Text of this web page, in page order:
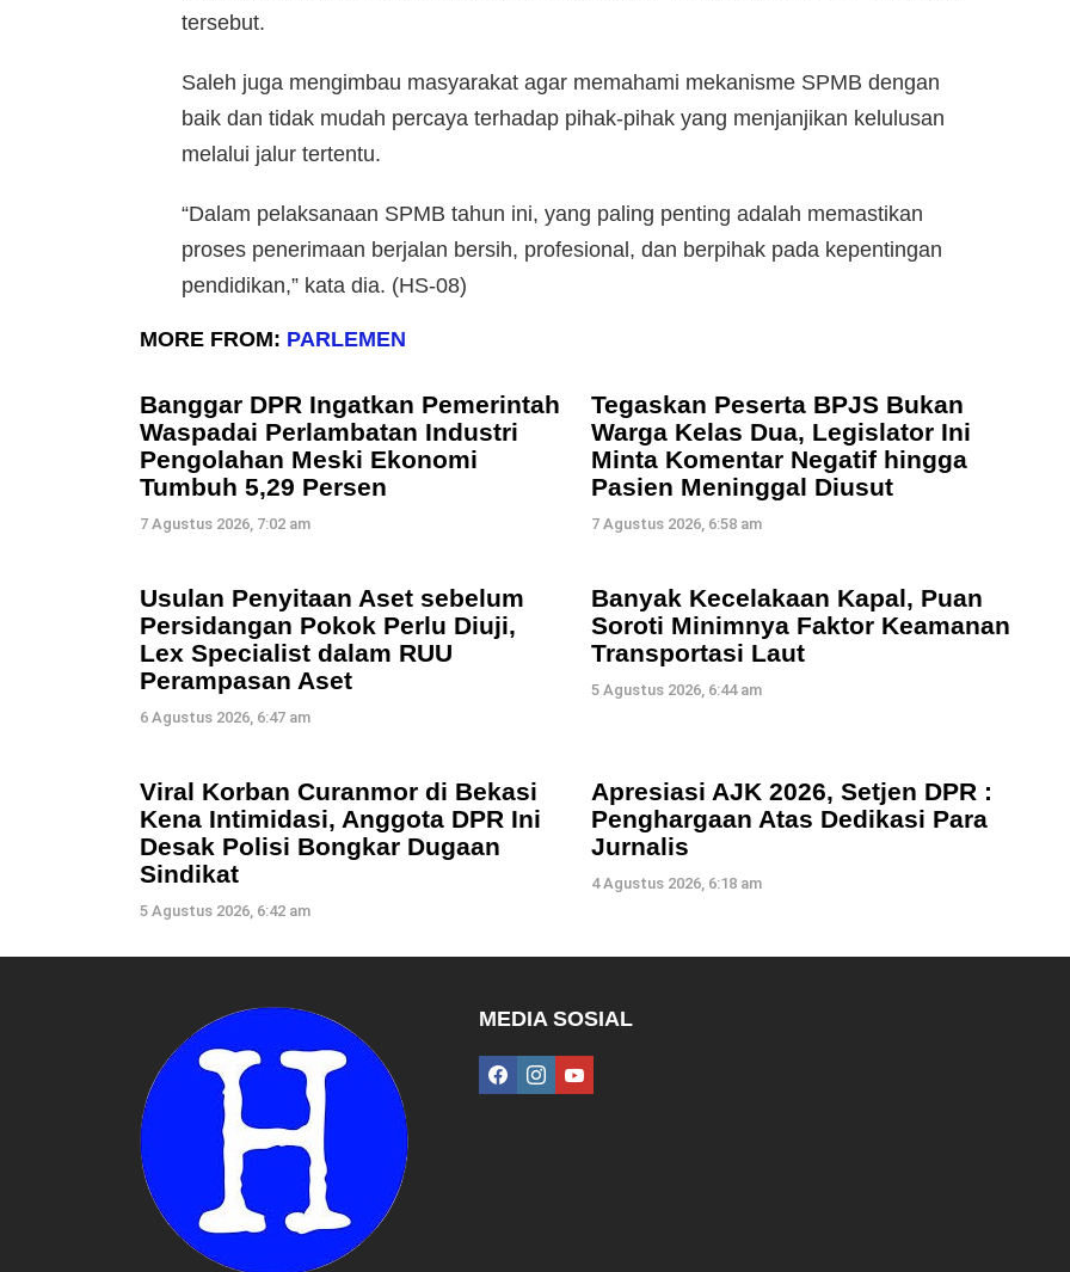
tersebut.
Saleh juga mengimbau masyarakat agar memahami mekanisme SPMB dengan
baik dan tidak mudah percaya terhadap pihak-pihak yang menjanjikan kelulusan
melalui jalur tertentu.
“Dalam pelaksanaan SPMB tahun ini, yang paling penting adalah memastikan
proses penerimaan berjalan bersih, profesional, dan berpihak pada kepentingan
pendidikan,” kata dia. (HS-08)
MORE FROM: PARLEMEN
Banggar DPR Ingatkan Pemerintah
Waspadai Perlambatan Industri
Pengolahan Meski Ekonomi
Tumbuh 5,29 Persen
7 Agustus 2026, 7:02 am
Tegaskan Peserta BPJS Bukan
Warga Kelas Dua, Legislator Ini
Minta Komentar Negatif hingga
Pasien Meninggal Diusut
7 Agustus 2026, 6:58 am
Usulan Penyitaan Aset sebelum
Persidangan Pokok Perlu Diuji,
Lex Specialist dalam RUU
Perampasan Aset
6 Agustus 2026, 6:47 am
Banyak Kecelakaan Kapal, Puan
Soroti Minimnya Faktor Keamanan
Transportasi Laut
5 Agustus 2026, 6:44 am
Viral Korban Curanmor di Bekasi
Kena Intimidasi, Anggota DPR Ini
Desak Polisi Bongkar Dugaan
Sindikat
5 Agustus 2026, 6:42 am
Apresiasi AJK 2026, Setjen DPR :
Penghargaan Atas Dedikasi Para
Jurnalis
4 Agustus 2026, 6:18 am
MEDIA SOSIAL
facebookinstagramyoutube